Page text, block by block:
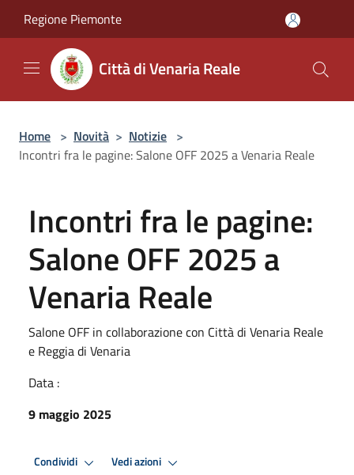
Regione Piemonte
Città di Venaria Reale
Home > Novità > Notizie >
Incontri fra le pagine: Salone OFF 2025 a Venaria Reale
Incontri fra le pagine:
Salone OFF 2025 a
Venaria Reale
Salone OFF in collaborazione con Città di Venaria Reale
e Reggia di Venaria
Data :
9 maggio 2025
Condividi Vedi azioni